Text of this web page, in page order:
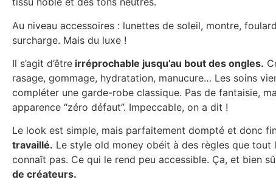
Au niveau accessoires : lunettes de soleil, montre,
surcharge. Mais du luxe !
Il s’agit d’être irréprochable jusqu’au bout des ongles.
rasage, gommage, hydratation, manucure… Les soins
compléter une garde-robe classique. Pas de fantaisie,
apparence “zéro défaut”. Impeccable, on a dit !
Le look est simple, mais parfaitement dompté et donc
travaillé. Le style old money obéit à des règles que tout
connaît pas. Ce qui le rend peu accessible. Ça, et bien
de créateurs.